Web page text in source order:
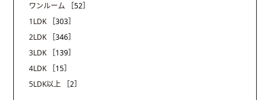
ワンルーム
［52］
1LDK
［303］
2LDK
［346］
3LDK
［139］
4LDK
［15］
5LDK以上
［2］